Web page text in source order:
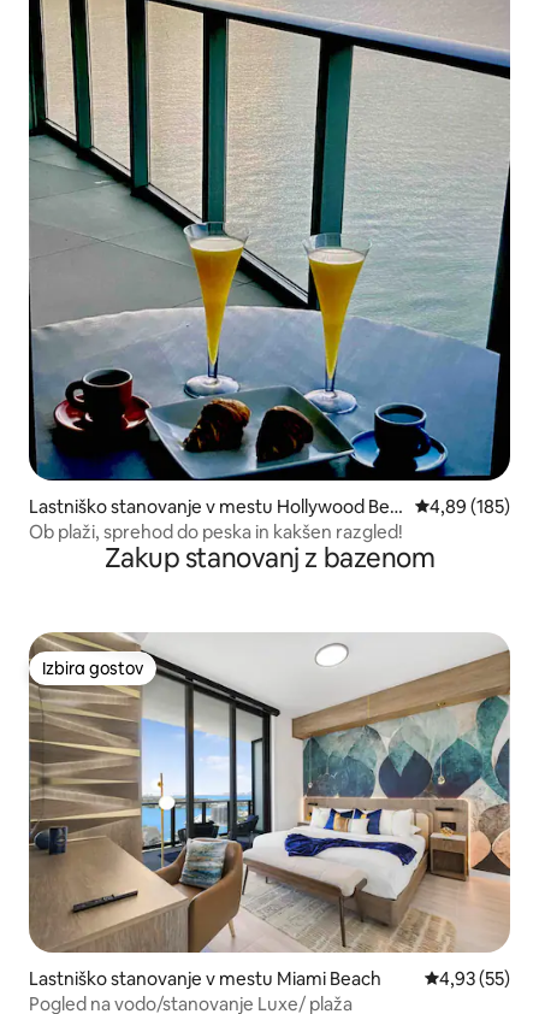
Lastniško stanovanje v mestu Hollywood Bea
ch
Povprečna
4,89 (185)
Ob plaži, sprehod do peska in kakšen razgled!
Zakup stanovanj z bazenom
Izbira gostov
Izbira gostov
Lastniško stanovanje v mestu Miami Beach Povprečna
4,93 (55)
Pogled na vodo/stanovanje Luxe/ plaža